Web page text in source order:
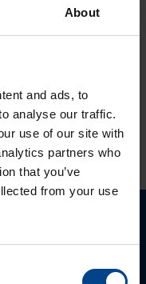
About
and ads, to
analyse our traffic.
use of our site with
partners who
that you’ve
from your use
sinulle